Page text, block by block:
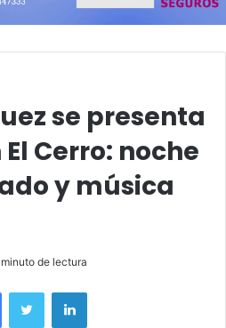
se presenta
Cerro: noche
y música
minuto de lectura